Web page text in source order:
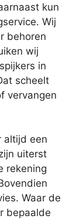
kun
Wij
behoren
wij
in
scheelt
vervangen
altijd een
uiterst
rekening
Waar de
bepaalde